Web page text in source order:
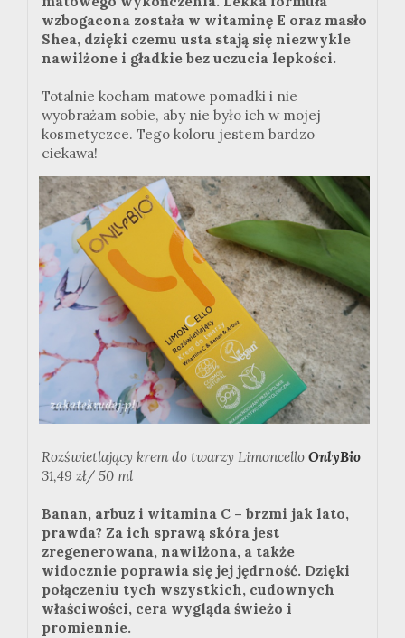
wzbogacona została w witaminę E oraz masło
Shea, dzięki czemu usta stają się niezwykle
nawilżone i gładkie bez uczucia lepkości.
Totalnie kocham matowe pomadki i nie
wyobrażam sobie, aby nie było ich w mojej
kosmetyczce. Tego koloru jestem bardzo
ciekawa!
Rozświetlający krem do twarzy Limoncello OnlyBio
31,49 zł/ 50 ml
Banan, arbuz i witamina C – brzmi jak lato,
prawda? Za ich sprawą skóra jest
zregenerowana, nawilżona, a także
widocznie poprawia się jej jędrność. Dzięki
połączeniu tych wszystkich, cudownych
właściwości, cera wygląda świeżo i
promiennie.